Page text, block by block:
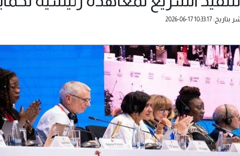
بتاريخ: 2026-06-17 10:33:17